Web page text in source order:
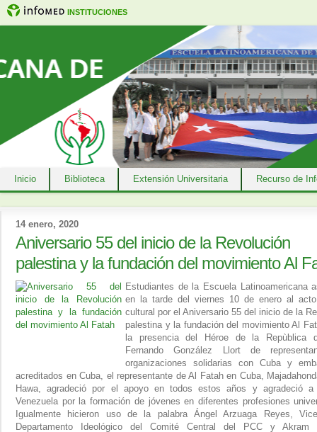
INSTITUCIONES
Inicio Biblioteca Extensión Universitaria Recurso de
14 enero, 2020
Aniversario 55 del inicio de la Revolución
palestina y la fundación del movimiento Al
Estudiantes de la Escuela Latinoamericana
en la tarde del viernes 10 de enero al
cultural por el Aniversario 55 del inicio de la
palestina y la fundación del movimiento Al
la presencia del Héroe de la Repùblica
Fernando González Llort de
organizaciones solidarias con Cuba y
acreditados en Cuba, el representante de Al Fatah en Cuba,
Hawa, agradeció por el apoyo en todos estos años y agradeció
Venezuela por la formación de jóvenes en diferentes profesiones
Igualmente hicieron uso de la palabra Ángel Arzuaga Reyes,
Departamento Ideológico del Comité Central del PCC y Akram